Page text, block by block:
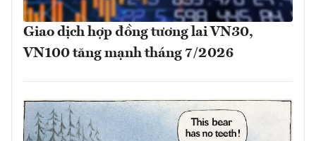
Giao dịch hợp đồng tương lai VN30,
VN100 tăng mạnh tháng 7/2026